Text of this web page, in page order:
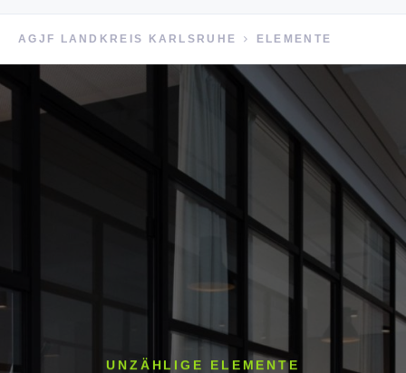
AGJF LANDKREIS KARLSRUHE ELEMENTE
UNZÄHLIGE ELEMENTE